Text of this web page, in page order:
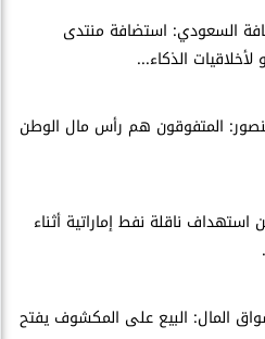
السعودي: استضافة منتدى
لأخلاقيات الذكاء...
المتفوقون هم رأس مال الوطن
استهداف ناقلة نفط إماراتية أثناء
المال: البيع على المكشوف يفتح